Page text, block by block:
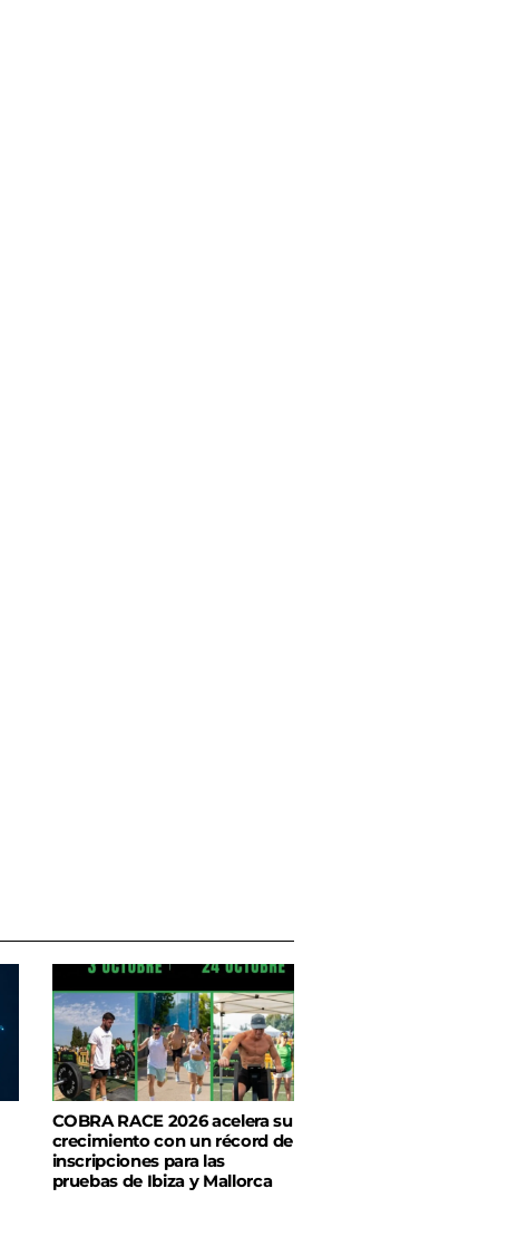
COBRA RACE 2026 acelera su
crecimiento con un récord de
inscripciones para las
pruebas de Ibiza y Mallorca